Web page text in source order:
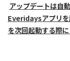
アップデートは自
Everidaysアプリを
を次回起動する際